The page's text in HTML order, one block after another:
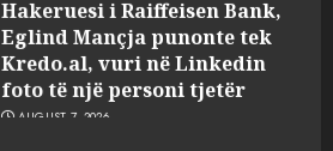
Eglind Mançja punonte tek
Kredo.al, vuri në Linkedin
foto të një personi tjetër
AUGUST 7, 2026